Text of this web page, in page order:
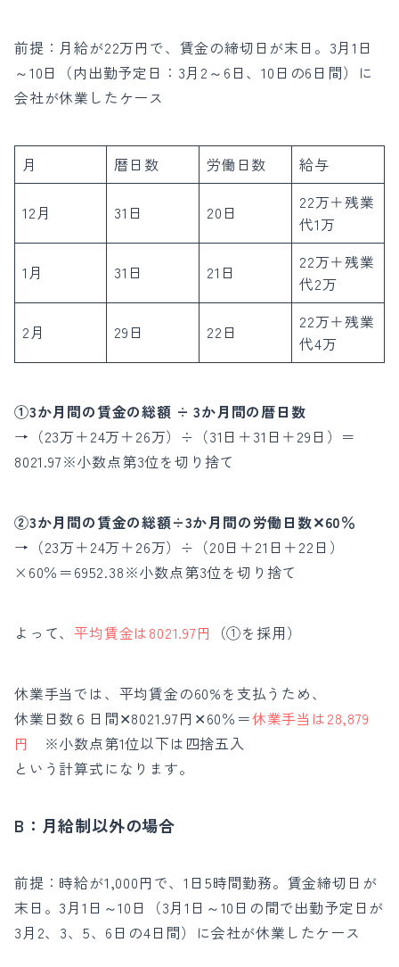
前提： 月給が22万円で、賃金の締切日が末日。 3月1日
～10日（内出勤予定日：3月2～6日、10日の6日間）に
会社が休業したケース
月 暦日数 労働日数 給与
12月 31日 20日
22万＋残業
代1万
1月 31日 21日
22万＋残業
代2万
2月 29日 22日
22万＋残業
代4万
①3か月間の賃金の総額 ÷ 3か月間の暦日数
→（23万＋24万＋26万）÷（31日＋31日＋29日）＝
8021.97※小数点第3位を切り捨て
②3か月間の賃金の総額÷3か月間の労働日数✕60％
→（23万＋24万＋26万）÷（20日＋21日＋22日）
×60％＝6952.38※小数点第3位を切り捨て
よって、平均賃金は8021.97円 （①を採用）
休業手当では、平均賃金の60%を支払うため、
休業日数６日間✕8021.97円✕60％＝休業手当は28,879
円
※小数点第1位以下は四捨五入
という計算式になります。
B：月給制以外の場合
前提：時給が1,000円で、1日5時間勤務。賃金締切日が
末日。 3月1日～10日（3月1日～10日の間で出勤予定日が
3月2、3、5、6日の4日間）に会社が休業したケース